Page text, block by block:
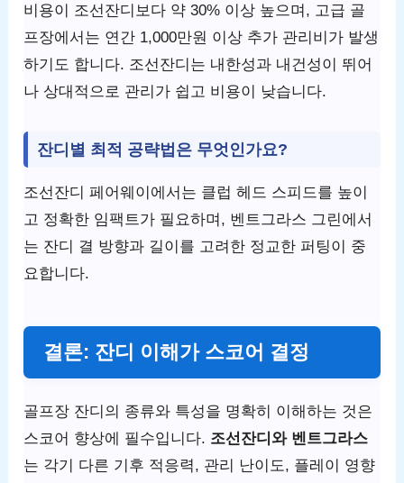
비용이 조선잔디보다 약 30% 이상 높으며, 고급 골
프장에서는 연간 1,000만원 이상 추가 관리비가 발생
하기도 합니다. 조선잔디는 내한성과 내건성이 뛰어
나 상대적으로 관리가 쉽고 비용이 낮습니다.
잔디별 최적 공략법은 무엇인가요?
조선잔디 페어웨이에서는 클럽 헤드 스피드를 높이
고 정확한 임팩트가 필요하며, 벤트그라스 그린에서
는 잔디 결 방향과 길이를 고려한 정교한 퍼팅이 중
요합니다.
결론: 잔디 이해가 스코어 결정
골프장 잔디의 종류와 특성을 명확히 이해하는 것은
스코어 향상에 필수입니다. 조선잔디와 벤트그라스
는 각기 다른 기후 적응력, 관리 난이도, 플레이 영향